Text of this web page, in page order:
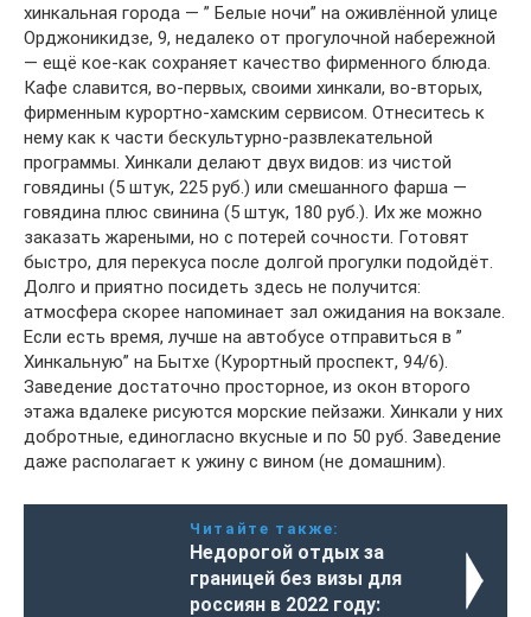
хинкальная города — ” Белые ночи” на оживлённой улице
Орджоникидзе, 9, недалеко от прогулочной набережной
— ещё кое-как сохраняет качество фирменного блюда.
Кафе славится, во-первых, своими хинкали, во-вторых,
фирменным курортно-хамским сервисом. Отнеситесь к
нему как к части бескультурно-развлекательной
программы. Хинкали делают двух видов: из чистой
говядины (5 штук, 225 руб.) или смешанного фарша —
говядина плюс свинина (5 штук, 180 руб.). Их же можно
заказать жареными, но с потерей сочности. Готовят
быстро, для перекуса после долгой прогулки подойдёт.
Долго и приятно посидеть здесь не получится:
атмосфера скорее напоминает зал ожидания на вокзале.
Если есть время, лучше на автобусе отправиться в ”
Хинкальную” на Бытхе (Курортный проспект, 94/6).
Заведение достаточно просторное, из окон второго
этажа вдалеке рисуются морские пейзажи. Хинкали у них
добротные, единогласно вкусные и по 50 руб. Заведение
даже располагает к ужину с вином (не домашним).
Читайте также:
Недорогой отдых за
границей без визы для
россиян в 2022 году: